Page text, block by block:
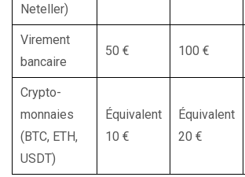
Neteller)
Virement
bancaire
50 € 100 €
Crypto-
monnaies
(BTC, ETH,
USDT)
Équivalent
10 €
Équivalent
20 €